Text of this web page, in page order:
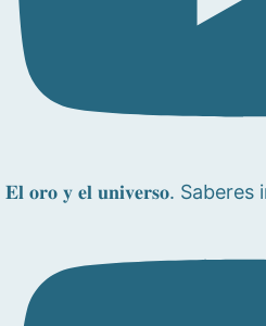
𝐄𝐥 𝐨𝐫𝐨 𝐲 𝐞𝐥 𝐮𝐧𝐢𝐯𝐞𝐫𝐬𝐨.